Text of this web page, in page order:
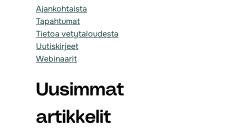
Ajankohtaista
Tapahtumat
Tietoa vetytaloudesta
Uutiskirjeet
Webinaarit
Uusimmat
artikkelit